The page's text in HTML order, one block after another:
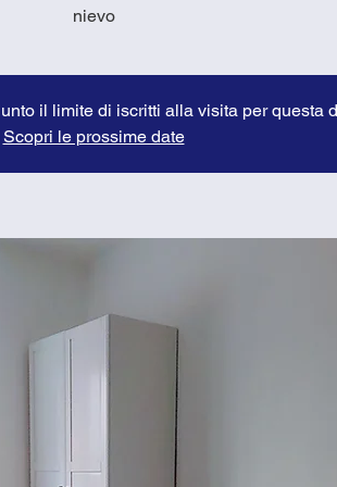
nievo
il limite di iscritti alla visita per questa
Scopri le prossime date